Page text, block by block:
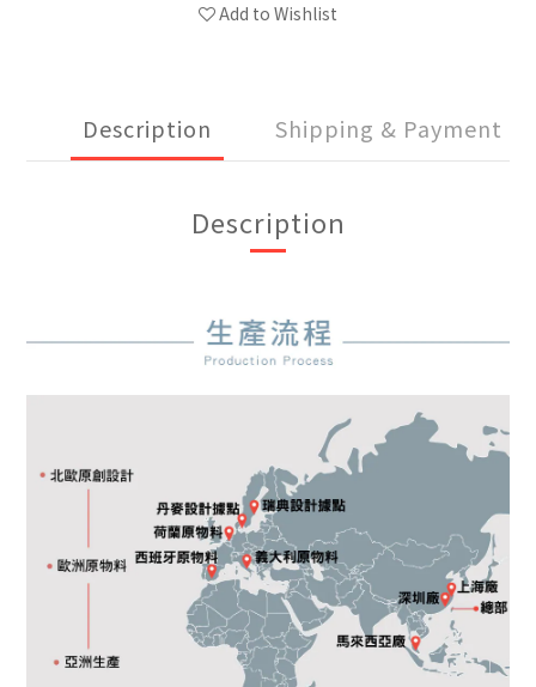
Add to Wishlist
Description Shipping & Payment
Description